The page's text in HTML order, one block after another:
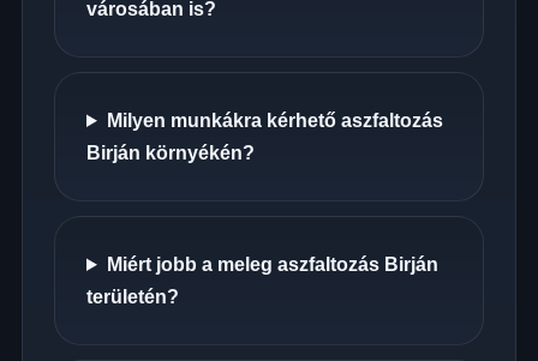
városában is?
Milyen munkákra kérhető aszfaltozás
Birján környékén?
Miért jobb a meleg aszfaltozás Birján
területén?